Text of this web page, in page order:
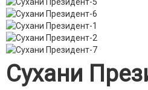
Сухани